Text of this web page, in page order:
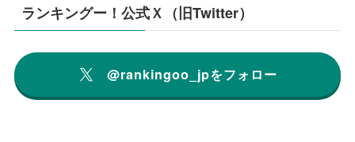
ランキングー！公式Ｘ（旧Twitter）
@rankingoo_jpをフォロー